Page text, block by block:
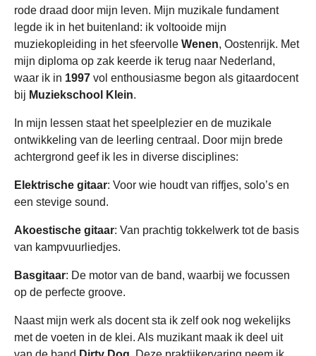
rode draad door mijn leven. Mijn muzikale fundament
legde ik in het buitenland: ik voltooide mijn
muziekopleiding in het sfeervolle Wenen, Oostenrijk. Met
mijn diploma op zak keerde ik terug naar Nederland,
waar ik in 1997 vol enthousiasme begon als gitaardocent
bij Muziekschool Klein.
In mijn lessen staat het speelplezier en de muzikale
ontwikkeling van de leerling centraal. Door mijn brede
achtergrond geef ik les in diverse disciplines:
Elektrische gitaar: Voor wie houdt van riffjes, solo’s en
een stevige sound.
Akoestische gitaar: Van prachtig tokkelwerk tot de basis
van kampvuurliedjes.
Basgitaar: De motor van de band, waarbij we focussen
op de perfecte groove.
Naast mijn werk als docent sta ik zelf ook nog wekelijks
met de voeten in de klei. Als muzikant maak ik deel uit